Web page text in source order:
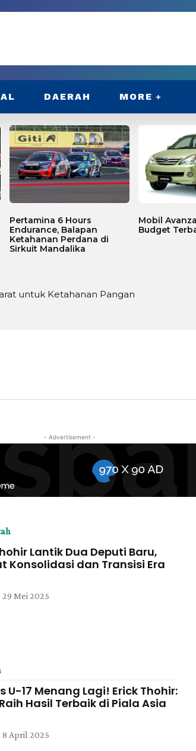
DAERAH MORE
Pertamina 6 Hours
Endurance, Balapan
Ketahanan Perdana di
Sirkuit Mandalika
Mobil
Budget
untuk Ketahanan Pangan
- Advertisement -
Lantik Dua Deputi Baru,
Konsolidasi dan Transisi Era
29 Mei 2025
U-17 Menang Lagi! Erick Thohir:
Hasil Terbaik di Piala Asia
8 April 2025